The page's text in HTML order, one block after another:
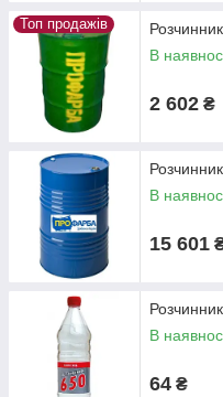
Топ продажів
В
2 602 ₴
В
15 601
В
64 ₴